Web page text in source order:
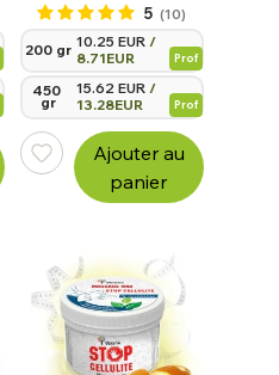
5 (10)
200 gr 10.25 EUR /
8.71EUR
Prof
450
gr
15.62 EUR /
13.28EUR
Prof
Ajouter au
panier